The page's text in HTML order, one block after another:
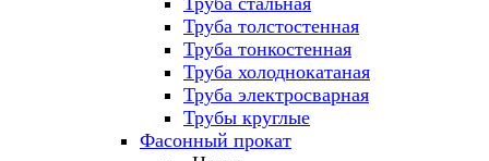
Труба толстостенная
Труба тонкостенная
Труба холоднокатаная
Труба электросварная
Трубы круглые
Фасонный прокат